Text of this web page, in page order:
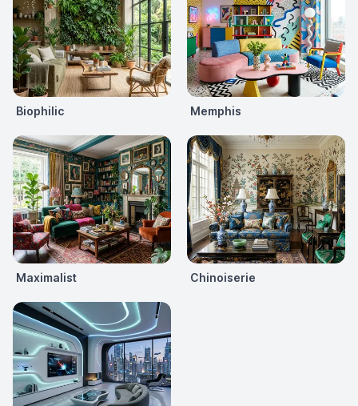
Biophilic Memphis
Maximalist Chinoiserie